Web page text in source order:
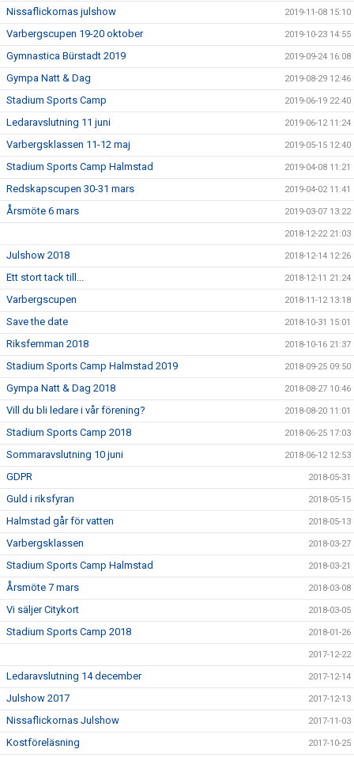
Nissaflickornas julshow 2019-11-08 15:10
Varbergscupen 19-20 oktober 2019-10-23 14:55
Gymnastica Bürstadt 2019 2019-09-24 16:08
Gympa Natt & Dag 2019-08-29 12:46
Stadium Sports Camp 2019-06-19 22:40
Ledaravslutning 11 juni 2019-06-12 11:24
Varbergsklassen 11-12 maj 2019-05-15 12:40
Stadium Sports Camp Halmstad 2019-04-08 11:21
Redskapscupen 30-31 mars 2019-04-02 11:41
Årsmöte 6 mars 2019-03-07 13:22
2018-12-22 21:03
Julshow 2018 2018-12-14 12:26
Ett stort tack till... 2018-12-11 21:24
Varbergscupen 2018-11-12 13:18
Save the date 2018-10-31 15:01
Riksfemman 2018 2018-10-16 21:37
Stadium Sports Camp Halmstad 2019 2018-09-25 09:50
Gympa Natt & Dag 2018 2018-08-27 10:46
Vill du bli ledare i vår förening? 2018-08-20 11:01
Stadium Sports Camp 2018 2018-06-25 17:03
Sommaravslutning 10 juni 2018-06-12 12:53
GDPR 2018-05-31
Guld i riksfyran 2018-05-15
Halmstad går för vatten 2018-05-13
Varbergsklassen 2018-03-27
Stadium Sports Camp Halmstad 2018-03-21
Årsmöte 7 mars 2018-03-08
Vi säljer Citykort 2018-03-05
Stadium Sports Camp 2018 2018-01-26
2017-12-22
Ledaravslutning 14 december 2017-12-14
Julshow 2017 2017-12-13
Nissaflickornas Julshow 2017-11-03
Kostföreläsning 2017-10-25